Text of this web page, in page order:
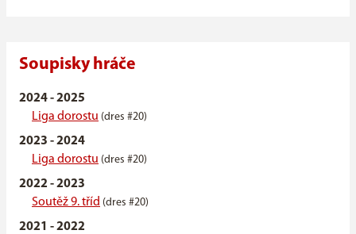
Soupisky hráče
2024 - 2025
Liga dorostu (dres #20)
2023 - 2024
Liga dorostu (dres #20)
2022 - 2023
Soutěž 9. tříd (dres #20)
2021 - 2022